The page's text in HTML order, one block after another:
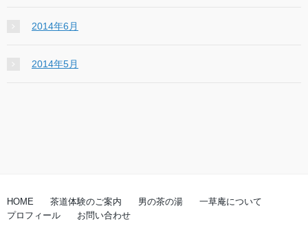
2014年6月
2014年5月
HOME 茶道体験のご案内 男の茶の湯
一草庵について
プロフィール
お問い合わせ